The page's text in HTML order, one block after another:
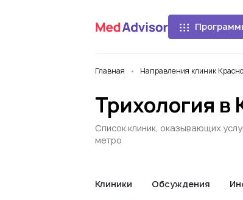
Главная Направления клиник
Трихология в
Список клиник, оказывающих
метро
Клиники Обсуждения